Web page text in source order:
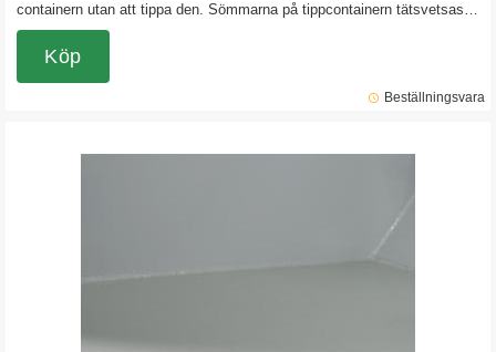
containern utan att tippa den. Sömmarna på tippcontainern tätsvetsas
för att garanterat hålla vätska i containern. Obs! Detta tillbehör gör att
det inte finns någon returrätt på tippcontainern.
Beställningsvara
Köp